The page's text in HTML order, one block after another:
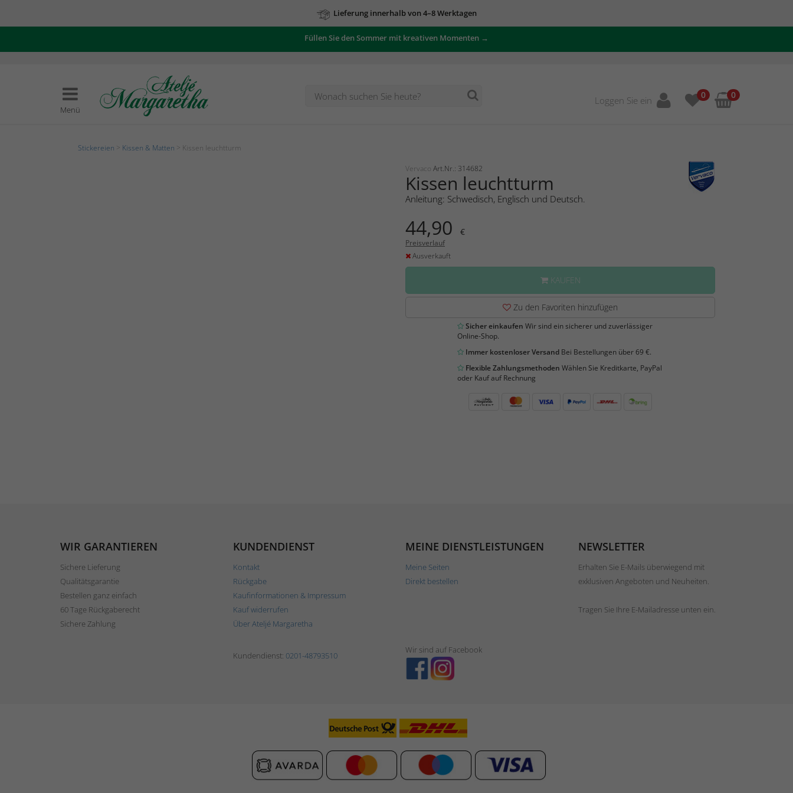
Lieferung innerhalb von 4–8 Werktagen
Füllen Sie den Sommer mit kreativen Momenten →
Menü
Loggen Sie ein 0 0
Stickereien Kissen & Matten > Kissen leuchtturm
Vervaco Art.Nr.: 314682
Kissen leuchtturm
Anleitung: Schwedisch, Englisch und Deutsch.
44,90 €
Preisverlauf
Ausverkauft
KAUFEN
Zu den Favoriten hinzufügen
Sicher einkaufen Wir sind ein sicherer und zuverlässiger
Online-Shop.
Immer kostenloser VersandBei Bestellungen über 69 €.
Flexible Zahlungsmethoden Wählen Sie Kreditkarte, PayPal
oder Kauf auf Rechnung
WIR GARANTIEREN
Sichere Lieferung
Qualitätsgarantie
Bestellen ganz einfach
60 Tage Rückgaberecht
Sichere Zahlung
KUNDENDIENST
Kontakt
Rückgabe
Kaufinformationen & Impressum
Kauf widerrufen
Über Ateljé Margaretha
MEINE DIENSTLEISTUNGEN
Meine Seiten
Direkt bestellen
NEWSLETTER
Erhalten Sie E-Mails überwiegend mit
exklusiven Angeboten und Neuheiten.
Tragen Sie Ihre E-Mailadresse unten ein.
Kundendienst: 0201-48793510
Wir sind auf Facebook